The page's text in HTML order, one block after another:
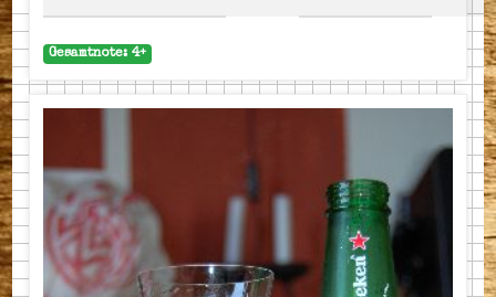
Gesamtnote: 4+